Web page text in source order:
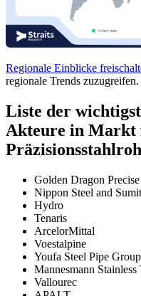
Regionale Einblicke
regionale Trends zuzugreifen.
Liste der
Akteure in Markt
Golden Dragon
Nippon Steel and
Hydro
Tenaris
ArcelorMittal
Voestalpine
Youfa Steel Pipe Group
Mannesmann Stainless
Vallourec